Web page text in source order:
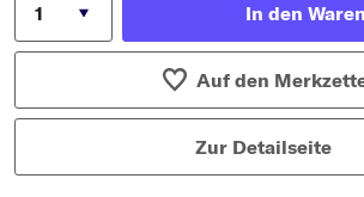
In den
Auf den
Zur Detailseite